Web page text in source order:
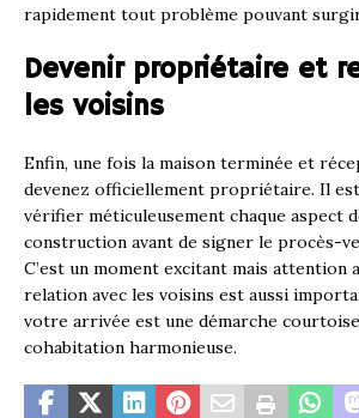
rapidement tout problème pouvant
Devenir propriétaire et
les voisins
Enfin, une fois la maison terminée et
devenez officiellement propriétaire. Il
vérifier méticuleusement chaque aspect
construction avant de signer le procès-
C’est un moment excitant mais attention
relation avec les voisins est aussi
votre arrivée est une démarche
cohabitation harmonieuse.